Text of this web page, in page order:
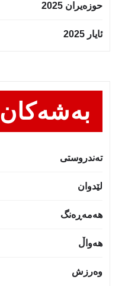
حوزه‌یران 2025
ئایار 2025
بەشەکان
تەندروستى
لێدوان
هەمەڕەنگ
هەواڵ
وەرزش